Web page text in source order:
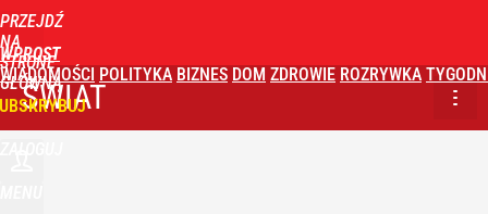
PRZEJDŹ
NA
STRONĘ
GŁÓWNĄ
WPROST
WIADOMOŚCI POLITYKA BIZNES DOM ZDROWIE ROZRYWKA
ŚWIAT